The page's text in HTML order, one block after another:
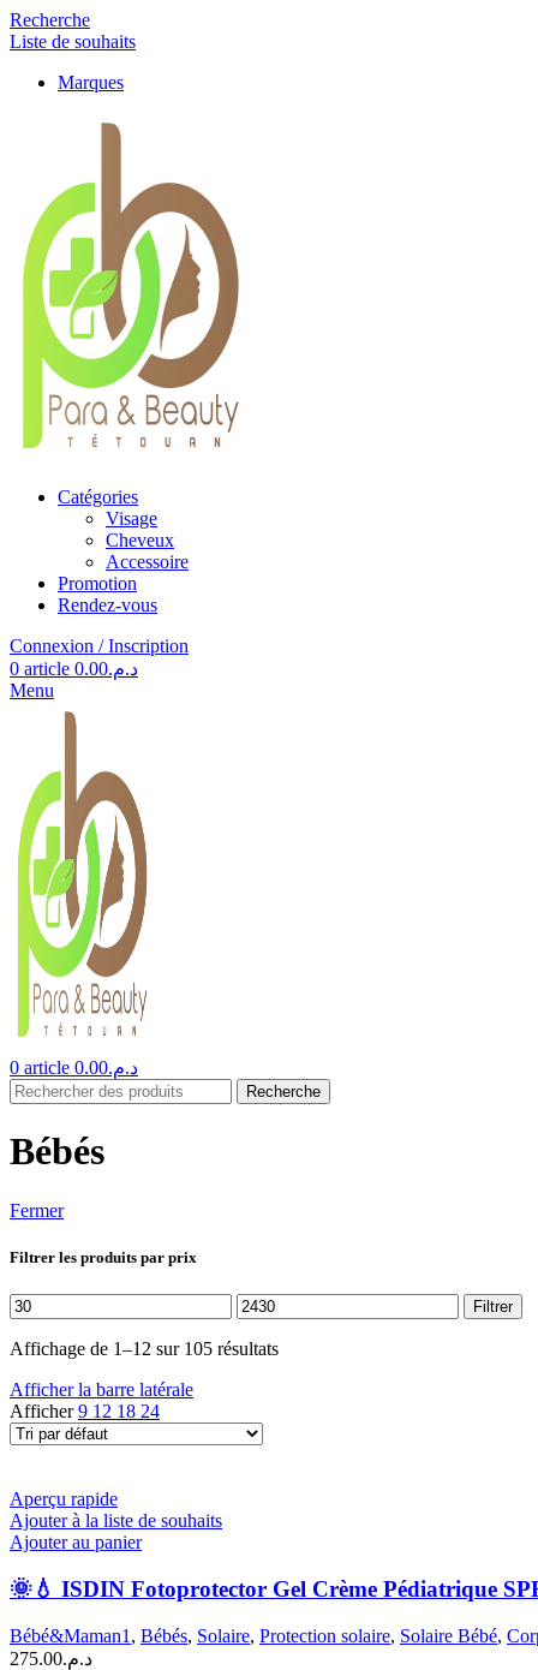
Recherche
Liste de souhaits
Marques
Catégories
Visage
Cheveux
Accessoire
Promotion
Rendez-vous
Connexion / Inscription
0 article د.م.0.00
Menu
0 article د.م.0.00
Recherche
Bébés
Fermer
Filtrer les produits par prix
Prix
min
Prix
max
Filtrer
Affichage de 1–12 sur 105 résultats
Afficher la barre latérale
Afficher9 12 18 24
Aperçu rapide
Ajouter à la liste de souhaits
Ajouter au panier
🌞💧 ISDIN Fotoprotector Gel Crème Pédiatrique
Bébé&Maman1 , Bébés, Solaire, Protection solaire, Solaire Bébé,
د.م.275.00